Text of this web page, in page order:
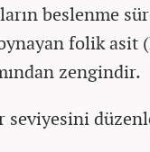
beslenme
folik asit
zengindir.
seviyesini